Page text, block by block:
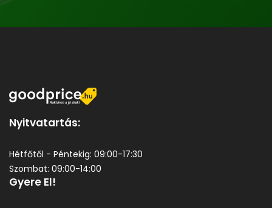
Nyitvatartás:
Hétfőtől - Péntekig: 09:00-17:30
Szombat: 09:00-14:00
Gyere El!